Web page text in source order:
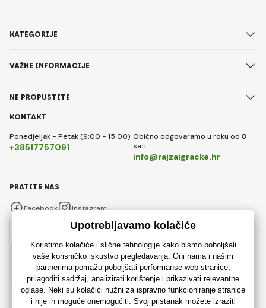
KONTAKT
Ponedjeljak - Petak (9:00 - 15:00)
+38517757091
Obično odgovaramo u roku od 8
sati
info@rajzaigracke.hr
KATEGORIJE
VAŽNE INFORMACIJE
NE PROPUSTITE
PRATITE NAS
Facebook Instagram